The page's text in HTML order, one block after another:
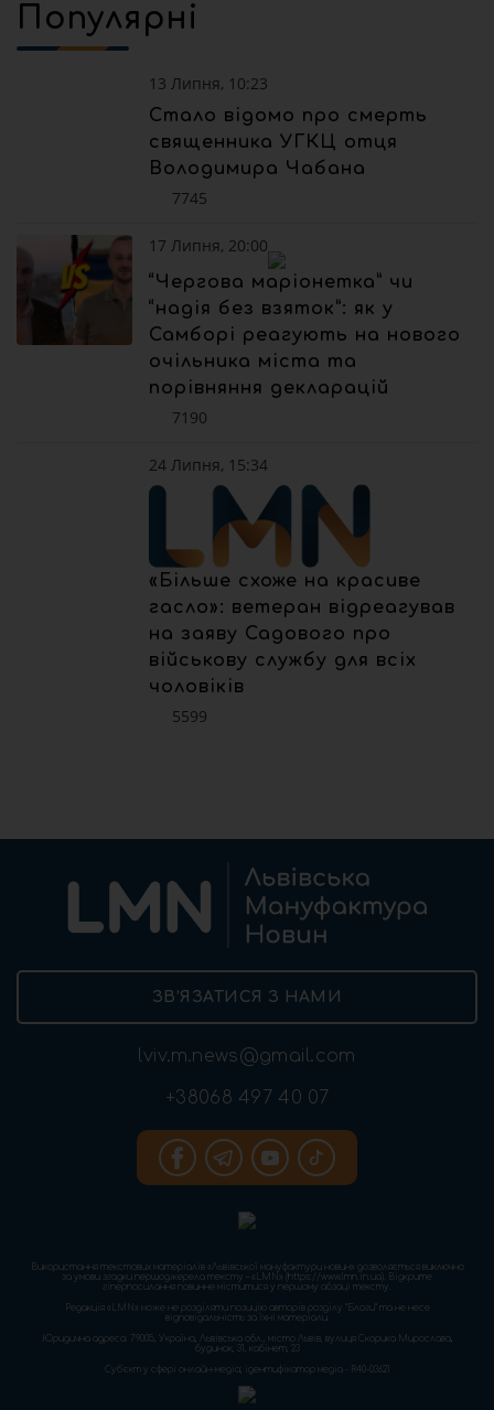
Популярні
13 Липня, 10:23
Стало відомо про смерть
священника УГКЦ отця
Володимира Чабана
7745
17 Липня, 20:00
“Чергова маріонетка” чи
“надія без взяток”: як у
Самборі реагують на нового
очільника міста та
порівняння декларацій
7190
24 Липня, 15:34
«Більше схоже на красиве
гасло»: ветеран відреагував
на заяву Садового про
військову службу для всіх
чоловіків
5599
ЗВ’ЯЗАТИСЯ З НАМИ
lviv.m.news@gmail.com
+38068 497 40 07
Використання текстових матеріалів «Львівської мануфактури новин» дозволяється виключно
за умови згадки першоджерела тексту – «LMN» (https://www.lmn.in.ua). Відкрите
гіперпосилання повинне міститися у першому абзаці тексту.
Редакція «LMN» може не розділяти позицію авторів розділу “Блоги” та не несе
відповідальність за їхні матеріали.
Юридична адреса: 79005, Україна, Львівська обл., місто Львів, вулиця Скорика Мирослава,
будинок, 31, кабінет, 23
Cуб'єкт у сфері онлайн-медіа; ідентифікатор медіа - R40-03621